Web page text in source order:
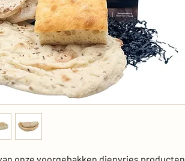
onze voorgebakken diepvries producten.